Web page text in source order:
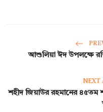
আশুলিয়া ঈদ উপলক্ষে
NEXT
শহীদ জিয়াউর রহমানের ৪৫তম